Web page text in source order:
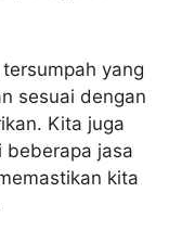
yang
sesuai dengan
Kita juga
beberapa jasa
kita